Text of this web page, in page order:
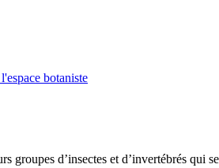
botaniste
groupes d’insectes et d’invertébrés qui